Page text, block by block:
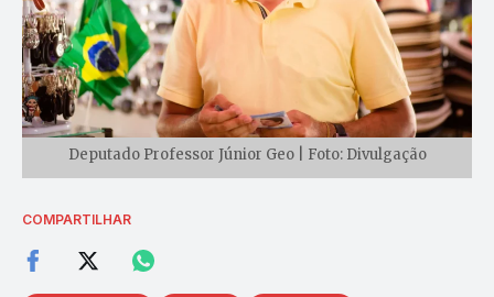
Deputado Professor Júnior Geo | Foto: Divulgação
COMPARTILHAR